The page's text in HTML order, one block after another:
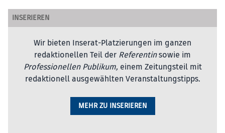
INSERIEREN
Wir bieten Inserat-Platzierungen im ganzen
redaktionellen Teil der Referentinsowie im
Professionellen Publikum, einem Zeitungsteil mit
redaktionell ausgewählten Veranstaltungstipps.
MEHR ZU INSERIEREN